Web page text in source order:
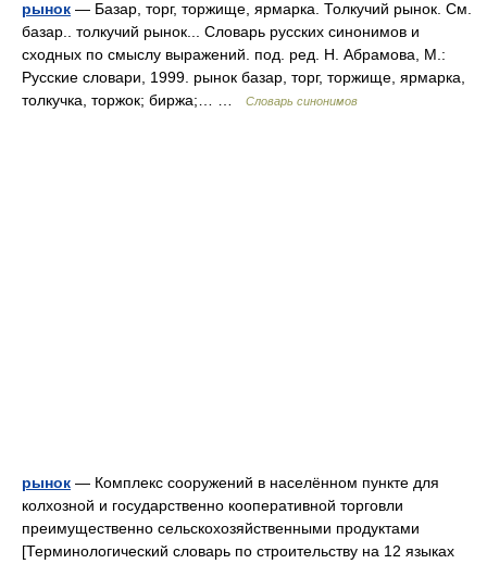
рынок — Базар, торг, торжище, ярмарка. Толкучий рынок. См.
базар.. толкучий рынок... Словарь русских синонимов и
сходных по смыслу выражений. под. ред. Н. Абрамова, М.:
Русские словари, 1999. рынок базар, торг, торжище, ярмарка,
толкучка, торжок; биржа;… …
Словарь синонимов
рынок — Комплекс сооружений в населённом пункте для
колхозной и государственно кооперативной торговли
преимущественно сельскохозяйственными продуктами
[Терминологический словарь по строительству на 12 языках